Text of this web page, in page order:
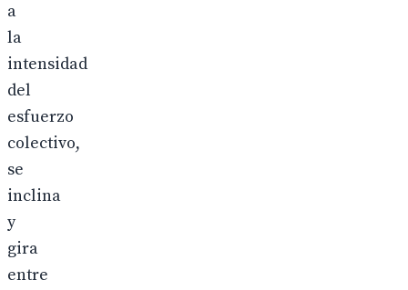
a
la
intensidad
del
esfuerzo
colectivo,
se
inclina
y
gira
entre